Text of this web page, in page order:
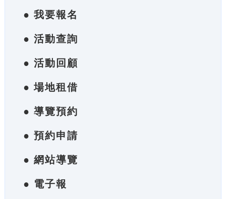
● 我要報名
● 活動查詢
● 活動回顧
● 場地租借
● 導覽預約
● 預約申請
● 網站導覽
● 電子報